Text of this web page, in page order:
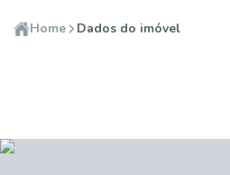
Home Dados do imóvel